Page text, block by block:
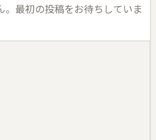
。最初の投稿をお待ちしていま